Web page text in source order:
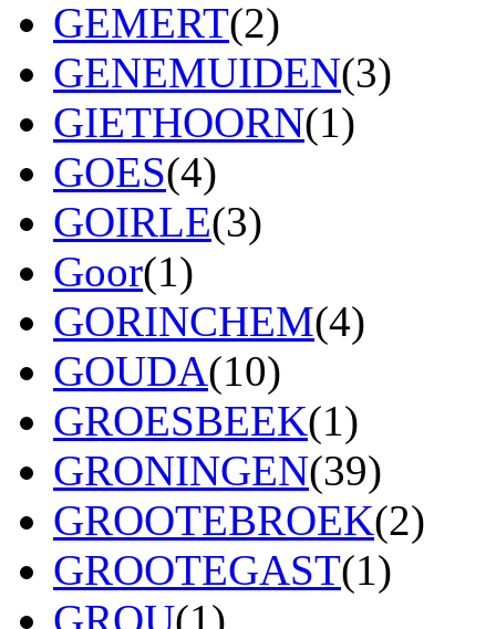
GEMERT(2)
GENEMUIDEN(3)
GIETHOORN(1)
GOES(4)
GOIRLE(3)
Goor(1)
GORINCHEM(4)
GOUDA(10)
GROESBEEK(1)
GRONINGEN(39)
GROOTEBROEK(2)
GROOTEGAST(1)
GROU(1)